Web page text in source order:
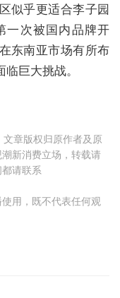
似乎更适合李子园
一次被国内品牌开
东南亚市场有所布
巨大挑战。
文章版权归原作者及原
新消费立场，转载请
请联系
用，既不代表任何观